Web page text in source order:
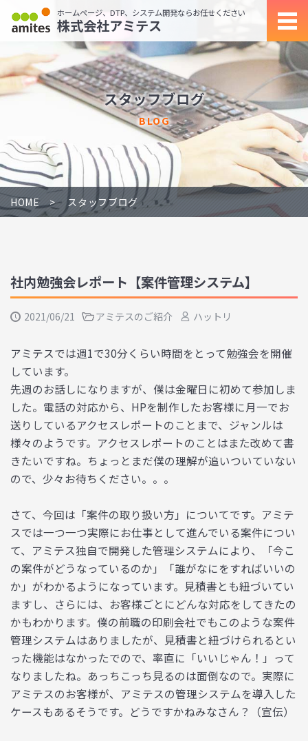
ホームページ、DTP、システム開発ならお任せください
株式会社アミテス
スタッフブログ
BLOG
HOME スタッフブログ
社内勉強会レポート【案件管理システム】
2021/06/21 アミテスのご紹介 ハットリ
アミテスでは週1で30分くらい時間をとって勉強会を開催
しています。
先週のお話しになりますが、僕は金曜日に初めて参加しま
した。電話の対応から、HPを制作したお客様に月一でお
送りしているアクセスレポートのことまで、ジャンルは
様々のようです。アクセスレポートのことはまた改めて書
きたいですね。ちょっとまだ僕の理解が追いついていない
ので、少々お待ちください。。。
さて、今回は「案件の取り扱い方」についてです。アミテ
スでは一つ一つ実際にお仕事として進んでいる案件につい
て、アミテス独自で開発した管理システムにより、「今こ
の案件がどうなっているのか」「誰がなにをすればいいの
か」がわかるようになっています。見積書とも紐づいてい
ますし、さらには、お客様ごとにどんな対応をしてきたの
かもわかります。僕の前職の印刷会社でもこのような案件
管理システムはありましたが、見積書と紐づけられるとい
った機能はなかったでので、率直に「いいじゃん！」って
なりましたね。あっちこっち見るのは面倒なので。実際に
アミテスのお客様が、アミテスの管理システムを導入した
ケースもあるそうです。どうですかねみなさん？（宣伝）